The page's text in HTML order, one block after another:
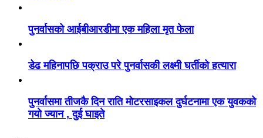
पुनर्वासको आईबीआरडीमा एक महिला मृत फेला
डेढ महिनापछि पक्राउ परे पुनर्वासकी लक्ष्मी घर्तीको हत्यारा
पुनर्वासमा तीजकै दिन राति मोटरसाइकल दुर्घटनामा एक युवकको
गयो ज्यान , दुई घाइते